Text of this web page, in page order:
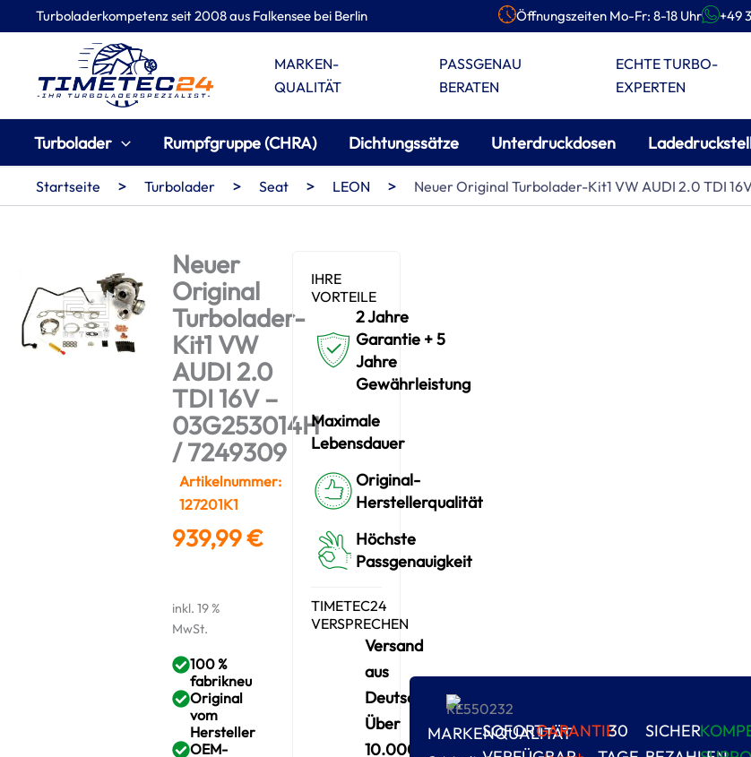
Turboladerkompetenz seit 2008 aus Falkensee bei Berlin Öffnungszeiten Mo-Fr: 8-18 Uhr +49
MARKEN-
QUALITÄT
PASSGENAU
BERATEN
ECHTE TURBO-
EXPERTEN
Turbolader Rumpfgruppe (CHRA) Dichtungssätze Unterdruckdosen
Inhalt
Startseite > Turbolader > Seat > LEON > Neuer Original Turbolader-Kit1 VW AUDI 2.0 TDI
Neuer
Original
Turbolader-
Kit1 VW
AUDI 2.0
TDI 16V –
03G253014H
/ 7249309
Artikelnummer:
127201K1
939,99€
inkl. 19 %
MwSt.
100 %
fabrikneu
Original
vom
Hersteller
OEM-
IHRE
VORTEILE
2 Jahre
Garantie + 5
Jahre
Gewährleistung
Maximale
Lebensdauer
Original-
Herstellerqualität
Höchste
Passgenauigkeit
TIMETEC24
VERSPRECHEN
Versand
aus
Deutschland
Über
10.000
MARKENQUALITÄT
SOFORTGARANTIE30
SICHER